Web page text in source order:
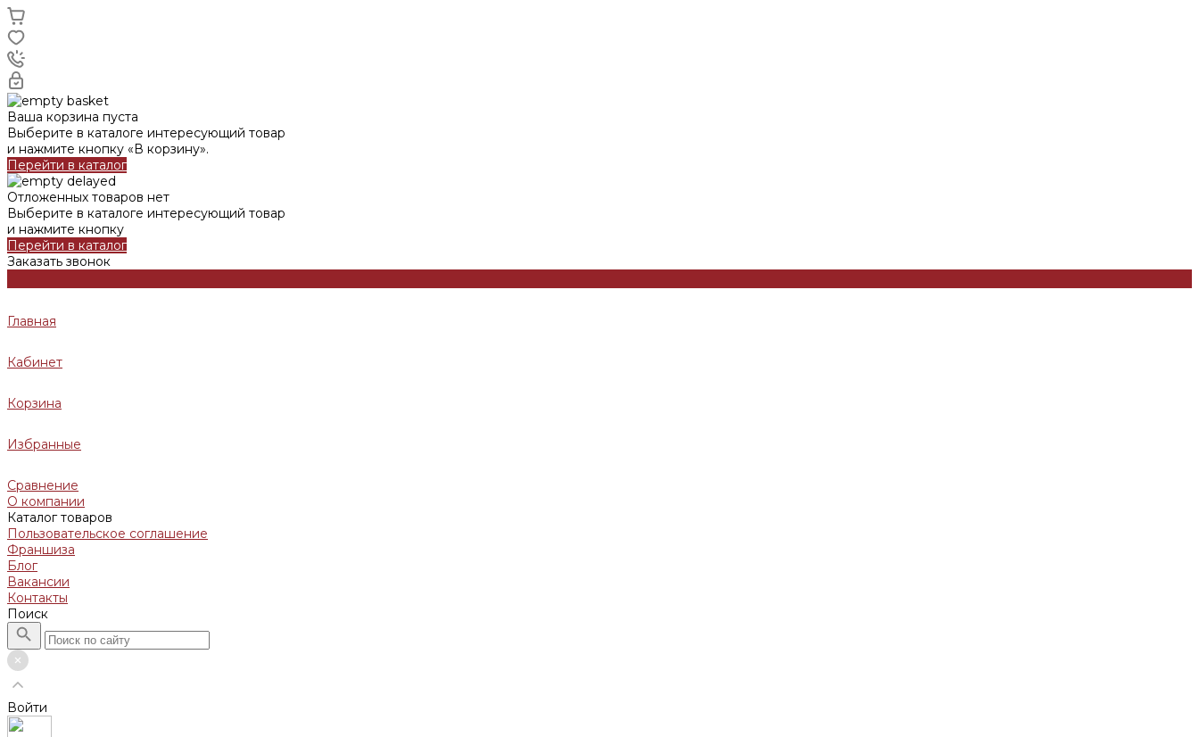
Ваша корзина пуста
Выберите в каталоге интересующий товар
и нажмите кнопку «В корзину».
Перейти в каталог
Отложенных товаров нет
Выберите в каталоге интересующий товар
и нажмите кнопку
Перейти в каталог
Заказать звонок
Главная
Кабинет
Корзина
Избранные
Сравнение
О компании
Каталог товаров
Пользовательское соглашение
Франшиза
Блог
Вакансии
Контакты
Поиск
Войти